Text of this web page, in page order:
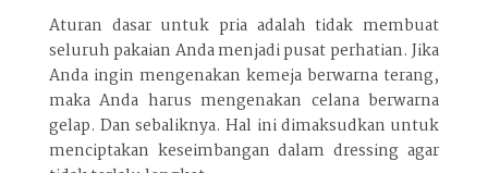
Aturan dasar untuk pria adalah tidak membuat
seluruh pakaian Anda menjadi pusat perhatian. Jika
Anda ingin mengenakan kemeja berwarna terang,
maka Anda harus mengenakan celana berwarna
gelap. Dan sebaliknya. Hal ini dimaksudkan untuk
menciptakan keseimbangan dalam dressing agar